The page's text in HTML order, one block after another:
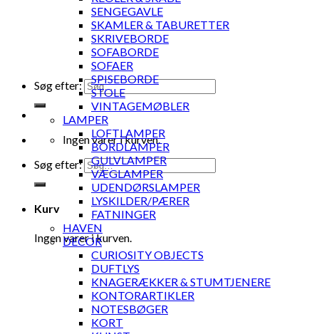
Søg efter:
Ingen varer i kurven.
Søg efter:
Kurv
Ingen varer i kurven.
SENGEGAVLE
SKAMLER & TABURETTER
SKRIVEBORDE
SOFABORDE
SOFAER
SPISEBORDE
STOLE
VINTAGEMØBLER
LAMPER
LOFTLAMPER
BORDLAMPER
GULVLAMPER
VÆGLAMPER
UDENDØRSLAMPER
LYSKILDER/PÆRER
FATNINGER
HAVEN
DECOR
CURIOSITY OBJECTS
DUFTLYS
KNAGERÆKKER & STUMTJENERE
KONTORARTIKLER
NOTESBØGER
KORT